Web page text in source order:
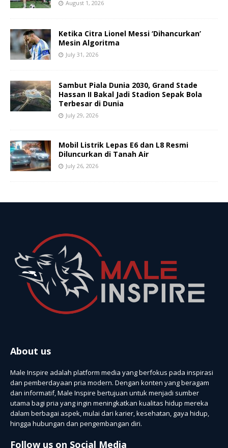
August 1, 2026
Ketika Citra Lionel Messi ‘Dihancurkan’
Mesin Algoritma
July 31, 2026
Sambut Piala Dunia 2030, Grand Stade
Hassan II Bakal Jadi Stadion Sepak Bola
Terbesar di Dunia
July 29, 2026
Mobil Listrik Lepas E6 dan L8 Resmi
Diluncurkan di Tanah Air
July 26, 2026
About us
Male Inspire adalah platform media yang berfokus pada inspirasi
dan pemberdayaan pria modern. Dengan konten yang beragam
dan informatif, Male Inspire bertujuan untuk menjadi sumber
utama bagi pria yang ingin meningkatkan kualitas hidup mereka
dalam berbagai aspek, mulai dari karier, kesehatan, gaya hidup,
hingga hubungan dan pengembangan diri.
Follow us on Social Media